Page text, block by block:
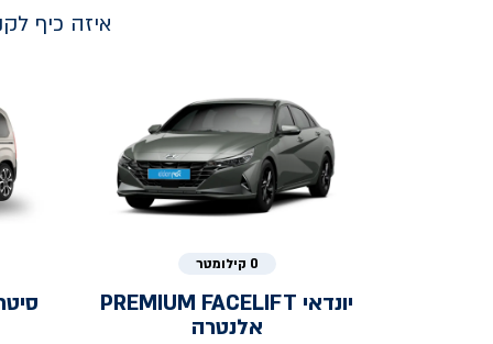
איזה כיף
0 קילומטר
יונדאי PREMIUM FACELIFT
אלנטרה